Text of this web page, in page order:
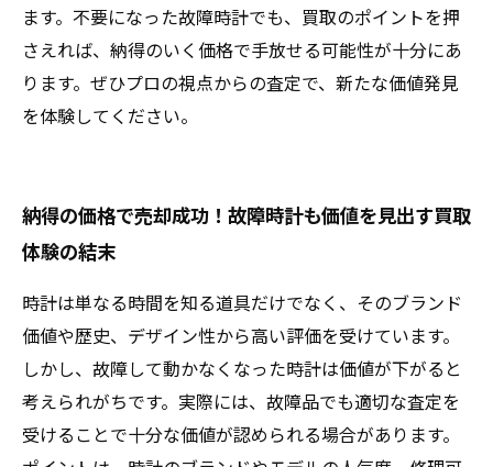
ます。不要になった故障時計でも、買取のポイントを押
さえれば、納得のいく価格で手放せる可能性が十分にあ
ります。ぜひプロの視点からの査定で、新たな価値発見
を体験してください。
納得の価格で売却成功！故障時計も価値を見出す買取
体験の結末
時計は単なる時間を知る道具だけでなく、そのブランド
価値や歴史、デザイン性から高い評価を受けています。
しかし、故障して動かなくなった時計は価値が下がると
考えられがちです。実際には、故障品でも適切な査定を
受けることで十分な価値が認められる場合があります。